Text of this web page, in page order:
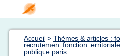
Accueil > Thèmes & articles :
recrutement fonction territoriale
publique paris